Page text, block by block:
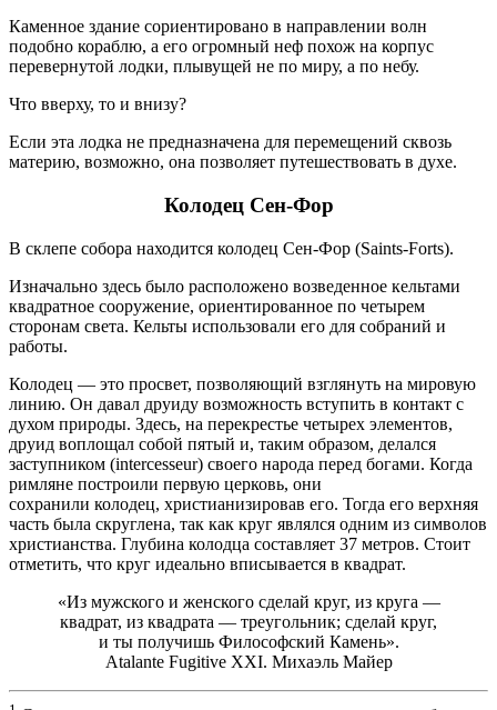
Каменное здание сориентировано в направлении волн
подобно кораблю, а его огромный неф похож на корпус
перевернутой лодки, плывущей не по миру, а по небу.
Что вверху, то и внизу?
Если эта лодка не предназначена для перемещений сквозь
материю, возможно, она позволяет путешествовать в духе.
Колодец Сен-Фор
В склепе собора находится колодец Сен-Фор (Saints-Forts).
Изначально здесь было расположено возведенное кельтами
квадратное сооружение, ориентированное по четырем
сторонам света. Кельты использовали его для собраний и
работы.
Колодец — это просвет, позволяющий взглянуть на мировую
линию. Он давал друиду возможность вступить в контакт с
духом природы. Здесь, на перекрестье четырех элементов,
друид воплощал собой пятый и, таким образом, делался
заступником (intercesseur) своего народа перед богами. Когда
римляне построили первую церковь, они
сохранили колодец, христианизировав его. Тогда его верхняя
часть была скруглена, так как круг являлся одним из символов
христианства. Глубина колодца составляет 37 метров. Стоит
отметить, что круг идеально вписывается в квадрат.
«Из мужского и женского сделай круг, из круга —
квадрат, из квадрата — треугольник; сделай круг,
и ты получишь Философский Камень».
Atalante Fugitive XXI. Михаэль Майер